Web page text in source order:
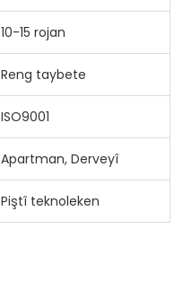
10-15 rojan
Reng taybete
ISO9001
Apartman, Derveyî
Piştî teknoleken